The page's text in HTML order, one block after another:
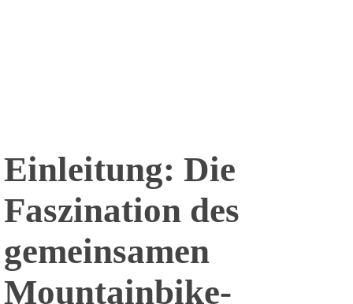
Einleitung: Die
Faszination des
gemeinsamen
Mountainbike-